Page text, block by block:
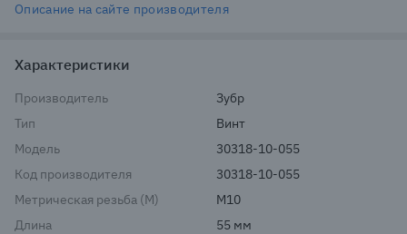
Описание на сайте производителя
Характеристики
Производитель
Зубр
Тип
Винт
Модель
30318-10-055
Код производителя
30318-10-055
Метрическая резьба (М)
М10
Длина
55 мм